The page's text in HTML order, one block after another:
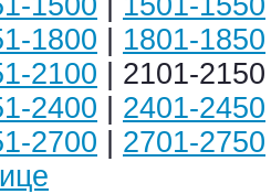
1800 1801-1850
2100 | 2101-
2400 2401-2450
2700 2701-2750